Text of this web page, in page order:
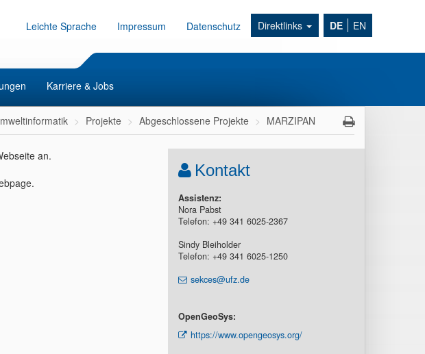
Leichte Sprache Impressum Datenschutz Direktlinks DE EN
Karriere & Jobs
Projekte Abgeschlossene Projekte MARZIPAN
an.
Kontakt
Assistenz:
Nora Pabst
Telefon: +49 341 6025-2367
Sindy Bleiholder
Telefon: +49 341 6025-1250
sekces@ufz.de
OpenGeoSys:
https://www.opengeosys.org/